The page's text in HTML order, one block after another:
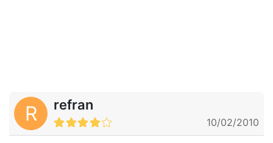
R refran
10/02/2010